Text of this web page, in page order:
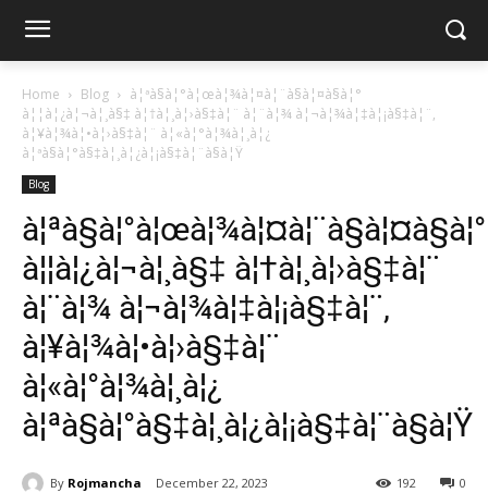
Home Blog
à¦ªà§à¦°à¦œà¦¾à¦¤à¦¨à§à¦¤à§à¦°
à¦¦à¦¿à¦¬à¦¸à§‡ à¦†à¦¸à¦›à§‡à¦¨ à¦¨à¦¾ à¦¬à¦¾à¦‡à¦¡à§‡à¦¨,
à¦¥à¦¾à¦•à¦›à§‡à¦¨ à¦«à¦°à¦¾à¦¸à¦¿
à¦ªà§à¦°à§‡à¦¸à¦¿à¦¡à§‡à¦¨à§à¦Ÿ
Blog
à¦ªà§à¦°à¦œà¦¾à¦¤à¦¨à§à¦¤à§à¦°
à¦¦à¦¿à¦¬à¦¸à§‡ à¦†à¦¸à¦›à§‡à¦¨
à¦¨à¦¾ à¦¬à¦¾à¦‡à¦¡à§‡à¦¨,
à¦¥à¦¾à¦•à¦›à§‡à¦¨
à¦«à¦°à¦¾à¦¸à¦¿
à¦ªà§à¦°à§‡à¦¸à¦¿à¦¡à§‡à¦¨à§à¦Ÿ
By Rojmancha December 22, 2023 0
192